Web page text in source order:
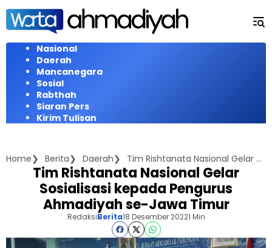
Langsung
konten
Nasional
Daerah
Mancanegara
Sosial
Rabthah
Siaran Pers
Kirim Tulisan
Home Berita Daerah Tim Rishtanata Nasional Gelar Sosialisasi kepada Pengurus Ahmadiyah se-Jawa Timur
Tim Rishtanata Nasional Gelar
Sosialisasi kepada Pengurus
Ahmadiyah se-Jawa Timur
RedaksiBerita18 Desember 20221 Min